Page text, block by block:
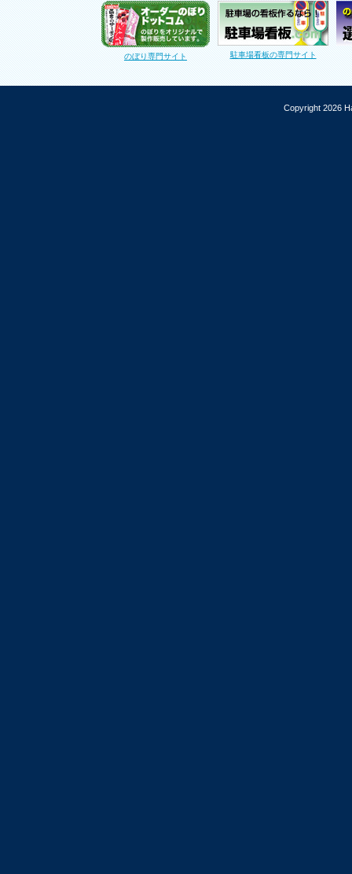
のぼり専門サイト 駐車場看板の専門サイト
Copyright 2026